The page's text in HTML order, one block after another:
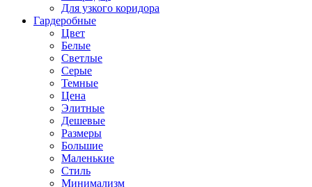
Для узкого коридора
Гардеробные
Цвет
Белые
Светлые
Серые
Темные
Цена
Элитные
Дешевые
Размеры
Большие
Маленькие
Стиль
Минимализм